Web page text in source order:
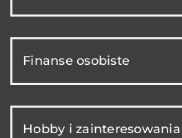
Finanse osobiste
Hobby i zainteresowania